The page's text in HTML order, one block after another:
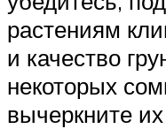
растениям
и качество
некоторых
вычеркните